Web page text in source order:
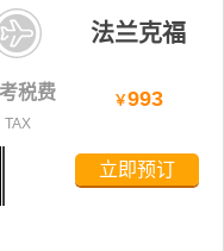
法兰克福
税费
TAX
￥993
立即预订